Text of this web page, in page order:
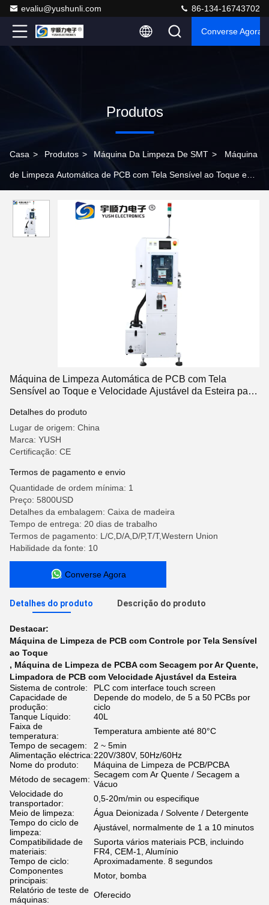
evaliu@yushunli.com 86-134-16743702
Converse Agora
Produtos
Casa > Produtos > Máquina Da Limpeza De SMT > Máquina
de Limpeza Automática de PCB com Tela Sensível ao Toque e
Máquina de Limpeza Automática de PCB com Tela
Sensível ao Toque e Velocidade Ajustável da Esteira para
Detalhes do produto
Lugar de origem: China
Marca: YUSH
Certificação: CE
Termos de pagamento e envio
Quantidade de ordem mínima: 1
Preço: 5800USD
Detalhes da embalagem: Caixa de madeira
Tempo de entrega: 20 dias de trabalho
Termos de pagamento: L/C,D/A,D/P,T/T,Western Union
Habilidade da fonte: 10
Converse Agora
Detalhes do produto Descrição do produto
Destacar:
Máquina de Limpeza de PCB com Controle por Tela Sensível
ao Toque
, Máquina de Limpeza de PCBA com Secagem por Ar Quente,
Limpadora de PCB com Velocidade Ajustável da Esteira
Sistema de controle:
PLC com interface touch screen
Capacidade de
produção:
Depende do modelo, de 5 a 50 PCBs por
ciclo
Tanque Líquido:
40L
Faixa de
temperatura:
Temperatura ambiente até 80°C
Tempo de secagem:
2 ~ 5min
Alimentação eléctrica:220V/380V, 50Hz/60Hz
Nome do produto:
Máquina de Limpeza de PCB/PCBA
Método de secagem: Secagem com Ar Quente / Secagem a
Vácuo
Velocidade do
transportador:
0,5-20m/min ou especifique
Meio de limpeza:
Água Deionizada / Solvente / Detergente
Tempo do ciclo de
limpeza:
Ajustável, normalmente de 1 a 10 minutos
Compatibilidade de
materiais:
Suporta vários materiais PCB, incluindo
FR4, CEM-1, Alumínio
Tempo de ciclo:
Aproximadamente. 8 segundos
Componentes
principais:
Motor, bomba
Relatório de teste de
máquinas:
Oferecido